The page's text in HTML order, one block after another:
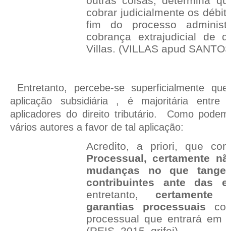
cobrar judicialmente os
fim do processo
cobrança extrajudicial de
Villas. (VILLAS apud
Entretanto, percebe-se superficialmente
aplicação subsidiária , é majoritária
aplicadores do direito tributário.
Como
vários autores a favor de tal aplicação:
Acredito, a priori, que
Processual, certamente
mudanças no que
contribuintes ante das
entretanto,
garantias processuais
processual que entrará